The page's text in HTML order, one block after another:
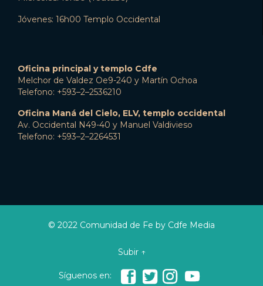
Jóvenes: 16h00 Templo Occidental
Oficina principal y templo Cdfe
Melchor de Valdez Oe9-240 y Martín Ochoa
Telefono: +593–2–2536210
Oficina Maná del Cielo, ELV, templo occidental
Av. Occidental N49-40 y Manuel Valdivieso
Telefono: +593–2–2264531
© 2022 Comunidad de Fe by Cdfe Media
Subir ↑
Síguenos en:    